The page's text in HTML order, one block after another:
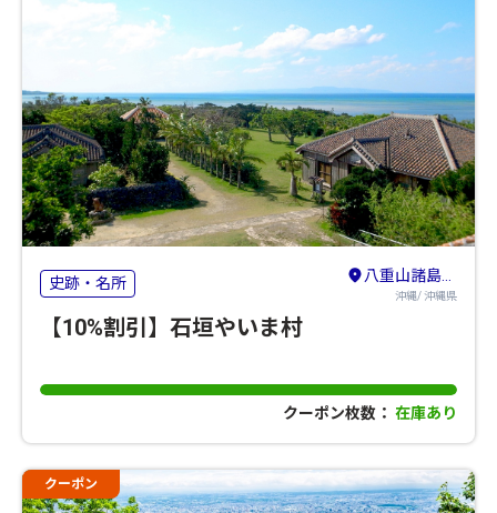
史跡・名所 八重山諸島（石垣島・竹富島・与那国島・西表島）
沖縄/ 沖縄県
【10%割引】石垣やいま村
クーポン枚数： 在庫あり
クーポン